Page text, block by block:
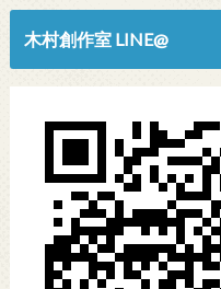
木村創作室 LINE@